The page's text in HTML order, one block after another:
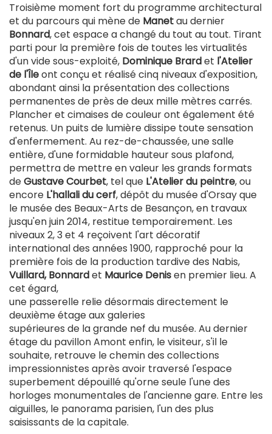
Troisième moment fort du programme architectural
et du parcours qui mène de Manetau dernier
Bonnard, cet espace a changé du tout au tout. Tirant
parti pour la première fois de toutes les virtualités
d'un vide sous-exploité, Dominique Brardet l'Atelier
de l'Îleont conçu et réalisé cinq niveaux d'exposition,
abondant ainsi la présentation des collections
permanentes de près de deux mille mètres carrés.
Plancher et cimaises de couleur ont également été
retenus. Un puits de lumière dissipe toute sensation
d'enfermement. Au rez-de-chaussée, une salle
entière, d'une formidable hauteur sous plafond,
permettra de mettre en valeur les grands formats
deGustave Courbet, tel que L'Atelier du peintre, ou
encore L'hallali du cerf, dépôt du musée d'Orsay que
le musée des Beaux-Arts de Besançon, en travaux
jusqu'en juin 2014, restitue temporairement. Les
niveaux 2, 3 et 4 reçoivent l'art décoratif
international des années 1900, rapproché pour la
première fois de la production tardive des Nabis,
Vuillard, Bonnardet Maurice Denisen premier lieu. A
cet égard,
une passerelle relie désormais directement le
deuxième étage aux galeries
supérieures de la grande nef du musée. Au dernier
étage du pavillon Amont enfin, le visiteur, s'il le
souhaite, retrouve le chemin des collections
impressionnistes après avoir traversé l'espace
superbement dépouillé qu'orne seule l'une des
horloges monumentales de l'ancienne gare. Entre les
aiguilles, le panorama parisien, l'un des plus
saisissants de la capitale.